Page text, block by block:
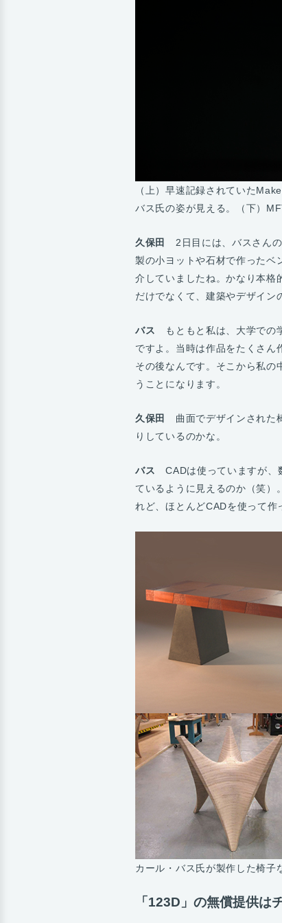
（上）早速記録されていた
バス氏の姿が見える。（下）
久保田
2日目には、バスさん
製の小ヨットや石材で作ったベ
介していましたね。かなり本格
だけでなくて、建築やデザイン
バス もともと私は、大学での
ですよ。当時は作品をたくさん
その後なんです。そこから私の
うことになります。
久保田
曲面でデザインされた
りしているのかな。
バス CADは使っていますが、
ているように見えるのか（笑）
れど、ほとんどCADを使って作
カール・バス氏が製作した椅子
「123D」の無償提供は